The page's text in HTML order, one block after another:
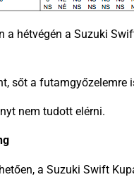
a hétvégén a Suzuki
sőt a futamgyőzelemre
nem tudott elérni.
a Suzuki Swift